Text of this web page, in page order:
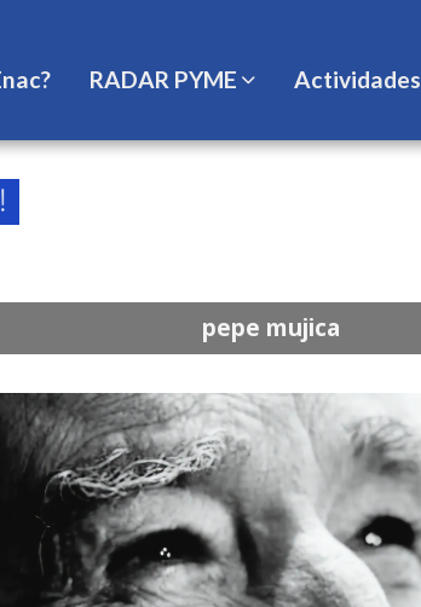
RADAR PYME Actividades
pepe mujica